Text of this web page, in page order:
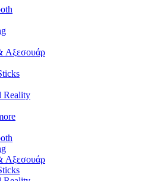
Αξεσουάρ
Reality
Αξεσουάρ